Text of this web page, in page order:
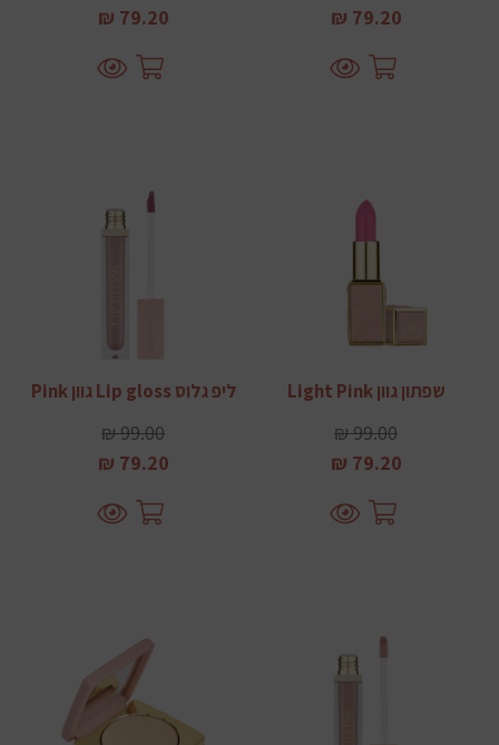
79.20 ₪
79.20 ₪
שפתון גוון Light Pink
99.00 ₪
79.20 ₪
ליפ גלוס Lip gloss גוון Pink
99.00 ₪
79.20 ₪